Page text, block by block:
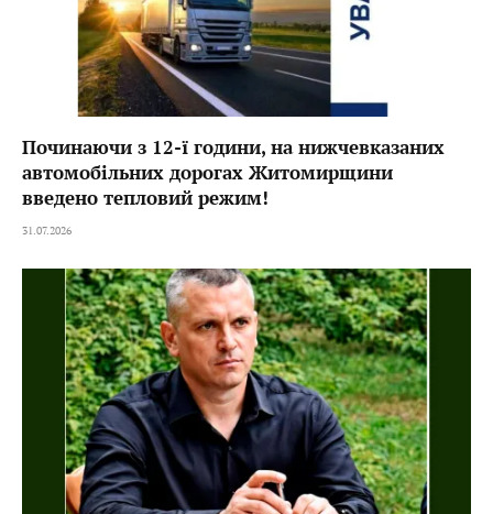
Починаючи з 12-ї години, на нижчевказаних
автомобільних дорогах Житомирщини
введено тепловий режим!
31.07.2026